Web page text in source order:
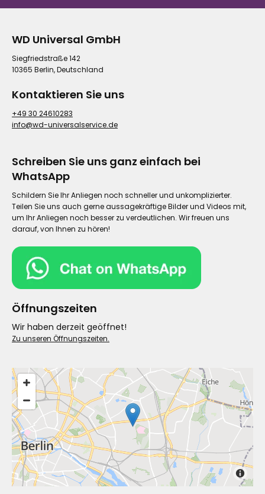
WD Universal GmbH
Siegfriedstraße 142
10365 Berlin, Deutschland
Kontaktieren Sie uns
+49 30 24610283
info@wd-universalservice.de
Schreiben Sie uns ganz einfach bei
WhatsApp
Schildern Sie Ihr Anliegen noch schneller und unkomplizierter.
Teilen Sie uns auch gerne aussagekräftige Bilder und Videos mit,
um Ihr Anliegen noch besser zu verdeutlichen. Wir freuen uns
darauf, von Ihnen zu hören!
Öffnungszeiten
Wir haben derzeit geöffnet!
Zu unseren Öffnungszeiten.